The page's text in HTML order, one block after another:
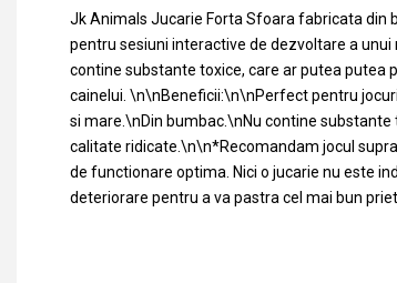
Jk Animals Jucarie Forta Sfoara fabricata din
pentru sesiuni interactive de dezvoltare a
contine substante toxice, care ar putea putea
cainelui. \n\nBeneficii:\n\nPerfect pentru
si mare.\nDin bumbac.\nNu contine
calitate ridicate.\n\n*Recomandam jocul
de functionare optima. Nici o jucarie nu este
deteriorare pentru a va pastra cel mai bun